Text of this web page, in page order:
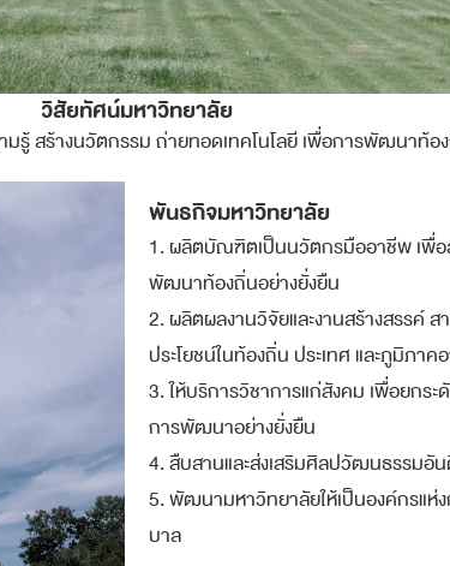
วิสัยทัศน์มหาวิทยาลัย
รู้ สร้างนวัตกรรม ถ่ายทอดเทคโนโลยี เพื่อการพัฒนาท้อ
พันธกิจมหาวิทยาลัย
1. ผลิตบัณฑิตเป็นนวัตกรมืออาชีพ เพื่อ
พัฒนาท้องถิ่นอย่างยั่งยืน
2. ผลิตผลงานวิจัยและงานสร้างสรรค์
ประโยชน์ในท้องถิ่น ประเทศ และภูมิภาค
3. ให้บริการวิชาการแก่สังคม เพื่อยกร
การพัฒนาอย่างยั่งยืน
4. สืบสานและส่งเสริมศิลปวัฒนธรรมอัน
5. พัฒนามหาวิทยาลัยให้เป็นองค์กรแ
บาล